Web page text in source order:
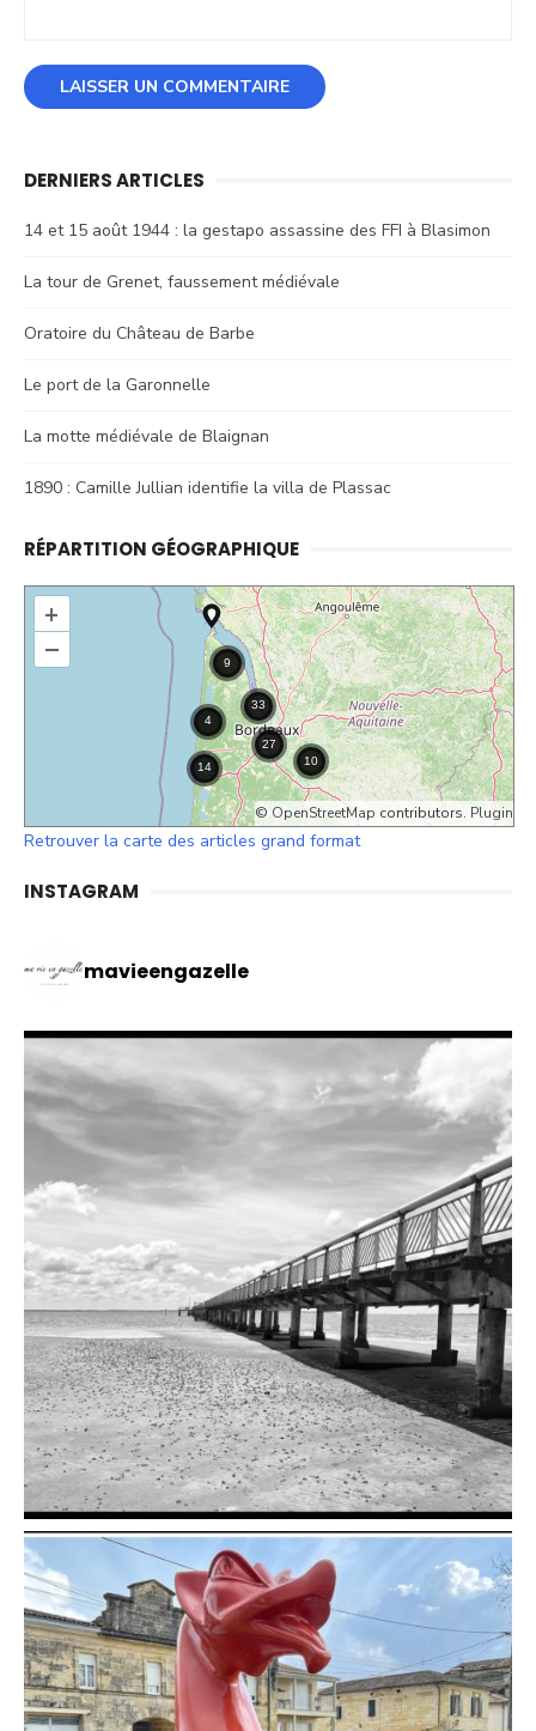
DERNIERS ARTICLES
14 et 15 août 1944 : la gestapo assassine des FFI à Blasimon
La tour de Grenet, faussement médiévale
Oratoire du Château de Barbe
Le port de la Garonnelle
La motte médiévale de Blaignan
1890 : Camille Jullian identifie la villa de Plassac
RÉPARTITION GÉOGRAPHIQUE
+
–
© OpenStreetMap contributors. Plugin
Retrouver la carte des articles grand format
INSTAGRAM
mavieengazelle